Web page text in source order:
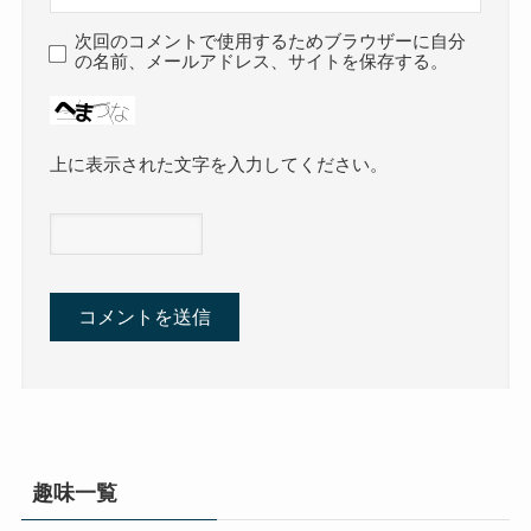
次回のコメントで使用するためブラウザーに自分
の名前、メールアドレス、サイトを保存する。
上に表示された文字を入力してください。
趣味一覧